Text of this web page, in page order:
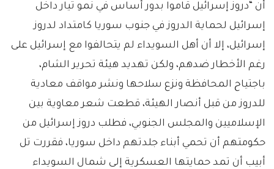
أن “دروز إسرائيل قاموا بدور أساس في نمو تيار داخل
إسرائيل لحماية الدروز في جنوب سوريا كامتداد لدروز
إسرائيل، إلا أن أهل السويداء لم يتحالفوا مع إسرائيل على
رغم الأخطار ضدهم، ولكن تهديد هيئة تحرير الشام،
باجتياح المحافظة ونزع سلاحها ونشر مواقف معادية
للدروز من قبل أنصار الهيئة، قطعت شعر معاوية بين
الإسلاميين والمجلس الجنوبي، فطلب دروز إسرائيل من
حكومتهم أن تحمي أبناء جلدتهم داخل سوريا، فقررت تل
أبيب أن تمد حمايتها العسكرية إلى شمال السويداء